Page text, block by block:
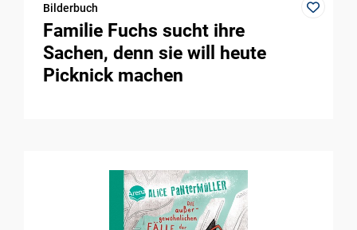
Bilderbuch
Familie Fuchs sucht ihre
Sachen, denn sie will heute
Picknick machen